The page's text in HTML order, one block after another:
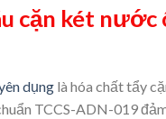
cặn két nước
dụng là hóa chất tẩy
TCCS-ADN-019